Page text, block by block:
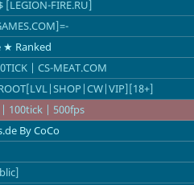
[LEGION-FIRE.RU]
★ Ranked
| CS-MEAT.COM
100tick | 500fps
By CoCo